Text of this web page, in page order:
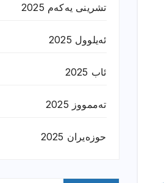
تشرینی یەکەم 2025
ئەیلوول 2025
ئاب 2025
تەممووز 2025
حوزه‌یران 2025